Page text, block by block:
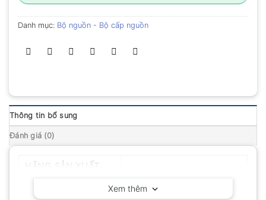
Danh mục: Bộ nguồn - Bộ cấp nguồn
Thông tin bổ sung
Đánh giá (0)
Xem thêm